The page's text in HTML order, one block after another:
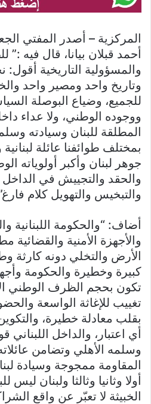
المركزية – أصدر المفتي
أحمد قبلان بيانا، قال فيه :”
والمسؤولية التاريخية
وتاريخ واحد ومصير واحد
للجميع، وضياع البوصلة
ووجوده الوطني، ولا عداء
المطلقة للبنان وسيادته
بمختلف طوائفنا عائلة
جوهر لبنان وأكبر أولوياته
والحقد والتجييش في
والتبخيس والتهويل كلام
أضاف: “والحكومة اللبنانية
والأجهزة الأمنية والقضائية
الأرض والتخلي دونه كارثة
كبيرة وخطيرة والحكومة
تكون بحجم الظرف الوطني
تغييب للإغاثة الواسعة
بقلب معادلة خطيرة،
أي اعتبار، والداخل اللبناني
وسلمه الأهلي وتضامن
المقاومة ممجوجة وسيادة
أولا وثانيا وثالثا ولبنان
الخبيثة لا تعبّر عن واقع